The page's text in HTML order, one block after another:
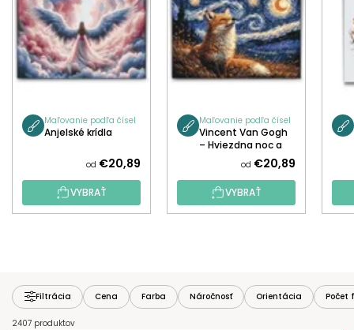
Maľovanie podľa čísel
Anjelské krídla
od €20,89
VYBRAŤ
Maľovanie podľa čísel
Vincent Van Gogh
– Hviezdna noc a
od €20,89
VYBRAŤ
Filtrácia Cena Farba Náročnosť Orientácia Počet
2407 produktov